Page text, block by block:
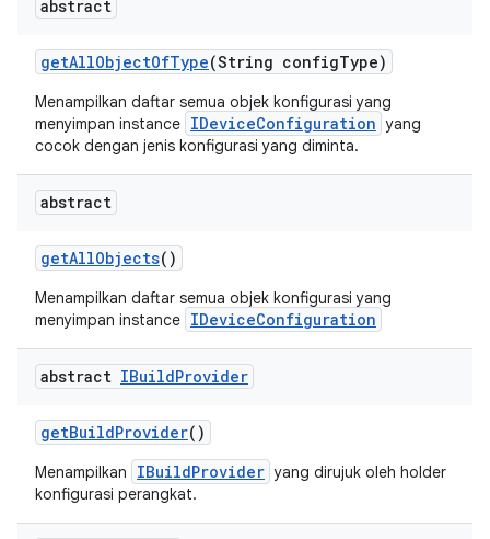
abstract
getAllObjectOfType(String configType)
Menampilkan daftar semua objek konfigurasi yang
menyimpan instance IDeviceConfiguration yang
cocok dengan jenis konfigurasi yang diminta.
abstract
getAllObjects()
Menampilkan daftar semua objek konfigurasi yang
menyimpan instance IDeviceConfiguration
abstract IBuildProvider
getBuildProvider()
Menampilkan IBuildProvider yang dirujuk oleh holder
konfigurasi perangkat.